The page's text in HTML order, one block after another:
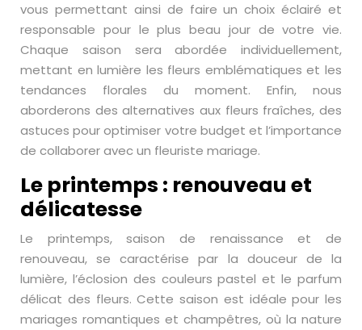
vous permettant ainsi de faire un choix éclairé et
responsable pour le plus beau jour de votre vie.
Chaque saison sera abordée individuellement,
mettant en lumière les fleurs emblématiques et les
tendances florales du moment. Enfin, nous
aborderons des alternatives aux fleurs fraîches, des
astuces pour optimiser votre budget et l’importance
de collaborer avec un fleuriste mariage.
Le printemps : renouveau et
délicatesse
Le printemps, saison de renaissance et de
renouveau, se caractérise par la douceur de la
lumière, l’éclosion des couleurs pastel et le parfum
délicat des fleurs. Cette saison est idéale pour les
mariages romantiques et champêtres, où la nature